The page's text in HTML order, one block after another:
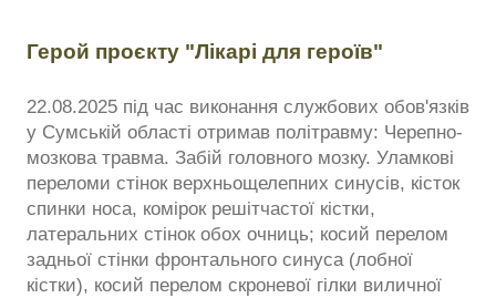
Герой проєкту "Лікарі для героїв"
22.08.2025 під час виконання службових обов'язків
у Сумській області отримав політравму: Черепно-
мозкова травма. Забій головного мозку. Уламкові
переломи стінок верхньощелепних синусів, кісток
спинки носа, комірок решітчастої кістки,
латеральних стінок обох очниць; косий перелом
задньої стінки фронтального синуса (лобної
кістки), косий перелом скроневої гілки виличної